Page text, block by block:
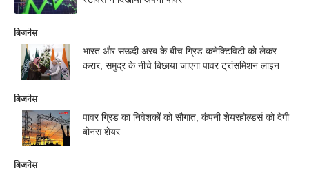
बिजनेस
भारत और सऊदी अरब के बीच ग्रिड कनेक्टिविटी को लेकर
करार, समुद्र के नीचे बिछाया जाएगा पावर ट्रांसमिशन लाइन
बिजनेस
पावर ग्रिड का निवेशकों को सौगात, कंपनी शेयरहोल्डर्स को देगी
बोनस शेयर
बिजनेस